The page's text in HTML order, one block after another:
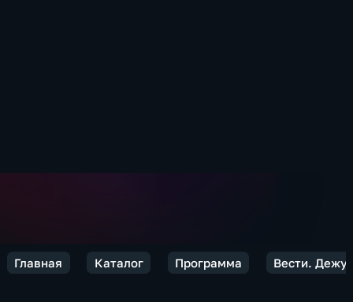
Главная Каталог Программа Вести.